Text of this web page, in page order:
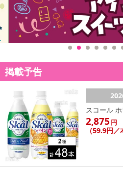
丸みを維持できなくなり垂れてしまい
このクーパー靭帯は元に戻す事が難
切れてしまった場合は修復することが
できるだけ早く始めるのが大事です。
お昼も、夜もできる限り
24時間ナイトブラを付けてケアするこ
長時間のバストケアには、着け心地が
流れないホールド力も兼ね備えたサ
掲載予告
スコール
2,875 円
（59.9円／